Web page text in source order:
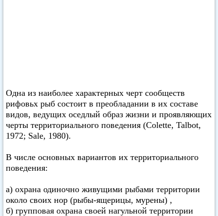
Одна из наиболее характерных черт сообществ
рифовьх рыб состоит в преобладании в их составе
видов, ведущих оседлый образ жизни и проявляющих
черты территориального поведения (Colette, Talbot,
1972; Sale, 1980).
В числе основных вариантов их территориального
поведения:
а) охрана одиночно живущими рыбами территории
около своих нор (рыбы-ящерицы, мурены) ,
б) групповая охрана своей нагульной территории